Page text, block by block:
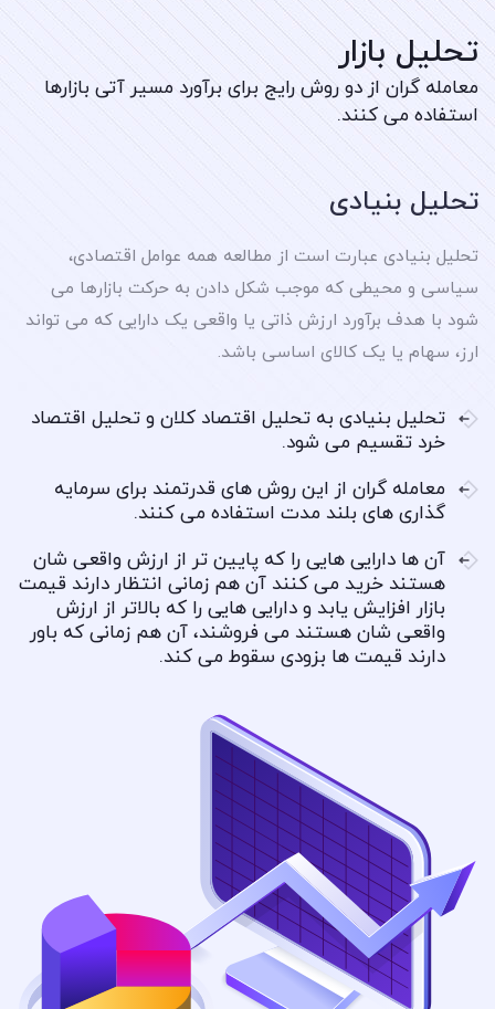
تحلیل بازار
معامله گران از دو روش رایج برای برآورد مسیر آتی بازارها
استفاده می کنند.
تحلیل بنیادی
تحلیل بنیادی عبارت است از مطالعه همه عوامل اقتصادی،
سیاسی و محیطی که موجب شکل دادن به حرکت بازارها می
شود با هدف برآورد ارزش ذاتی یا واقعی یک دارایی که می تواند
ارز، سهام یا یک کالای اساسی باشد.
تحلیل بنیادی به تحلیل اقتصاد کلان و تحلیل اقتصاد
خرد تقسیم می شود.
معامله گران از این روش های قدرتمند برای سرمایه
گذاری های بلند مدت استفاده می کنند.
آن ها دارایی هایی را که پایین تر از ارزش واقعی شان
هستند خرید می کنند آن هم زمانی انتظار دارند قیمت
بازار افزایش یابد و دارایی هایی را که بالاتر از ارزش
واقعی شان هستند می فروشند، آن هم زمانی که باور
دارند قیمت ها بزودی سقوط می کند.